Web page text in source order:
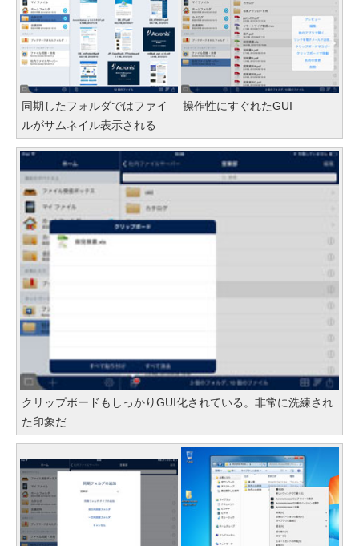
同期したフォルダではファイ
ルがサムネイル表示される
操作性にすぐれたGUI
クリップボードもしっかりGUI化されている。非常に洗練され
た印象だ